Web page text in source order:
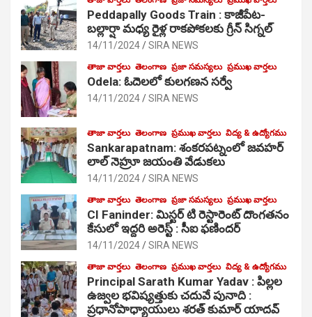
Peddapally Goods Train : కాజీపేట-
బల్లార్షా మధ్య రైళ్ల రాకపోకలకు గ్రీన్ సిగ్నల్
14/11/2024 SIRA NEWS
తాజా వార్తలు తెలంగాణ ప్రజా సమస్యలు ప్రముఖ వార్తలు
Odela: ఓదెలలో కులగణన సర్వే
14/11/2024 SIRA NEWS
తాజా వార్తలు తెలంగాణ ప్రముఖ వార్తలు విద్య & ఉద్యోగము
Sankarapatnam: శంకరపట్నంలో జవహర్
లాల్ నెహ్రూ జయంతి వేడుకలు
14/11/2024 SIRA NEWS
తాజా వార్తలు తెలంగాణ ప్రజా సమస్యలు ప్రముఖ వార్తలు
CI Faninder: మిస్టర్ టి రెస్టారెంట్ దొంగతనం
కేసులో ఇద్దరి అరెస్ట్ : సీఐ ఫణిందర్
14/11/2024 SIRA NEWS
తాజా వార్తలు తెలంగాణ ప్రముఖ వార్తలు విద్య & ఉద్యోగము
Principal Sarath Kumar Yadav : పిల్లల
ఉజ్వల భవిష్యత్తుకు చదువే పునాది :
ప్రధానోపాధ్యాయులు శరత్ కుమార్ యాదవ్